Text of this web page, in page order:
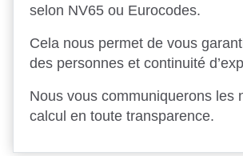
selon NV65 ou Eurocodes.
Cela nous permet de vous
des personnes et continuité
Nous vous communiquerons les
calcul en toute transparence.